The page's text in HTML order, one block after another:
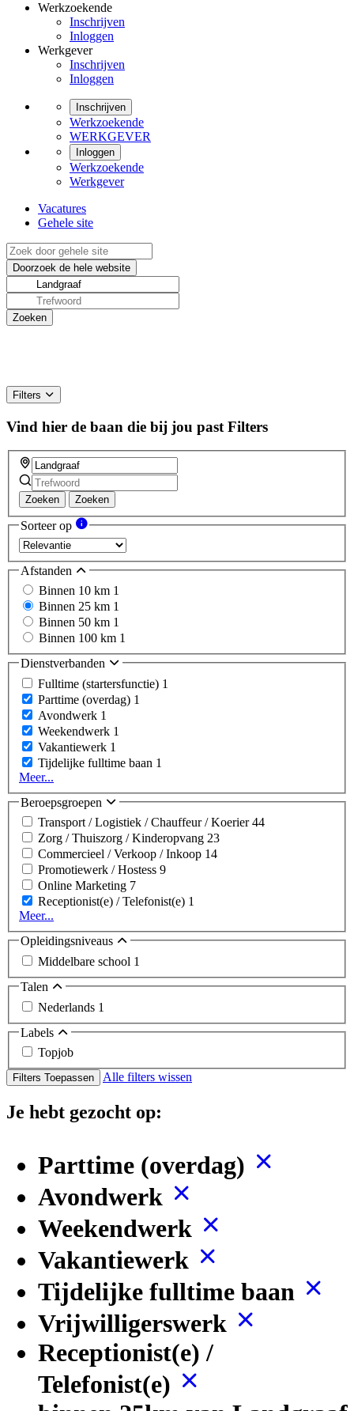
Werkzoekende
Inschrijven
Inloggen
Werkgever
Inschrijven
Inloggen
Inschrijven
Werkzoekende
WERKGEVER
Inloggen
Werkzoekende
Werkgever
Vacatures
Gehele site
Filters
Vind hier de baan die bij jou past Filters
Zoeken Zoeken
Sorteer op
Afstanden
Binnen 10 km 1
Binnen 25 km 1
Binnen 50 km 1
Binnen 100 km 1
Dienstverbanden
Fulltime (startersfunctie) 1
Parttime (overdag) 1
Avondwerk 1
Weekendwerk 1
Vakantiewerk 1
Tijdelijke fulltime baan 1
Meer...
Beroepsgroepen
Transport / Logistiek / Chauffeur / Koerier44
Zorg / Thuiszorg / Kinderopvang 23
Commercieel / Verkoop / Inkoop 14
Promotiewerk / Hostess 9
Online Marketing 7
Receptionist(e) / Telefonist(e) 1
Meer...
Opleidingsniveaus
Middelbare school 1
Talen
Nederlands 1
Labels
Topjob
Filters Toepassen Alle filters wissen
Je hebt gezocht op:
Parttime (overdag)
Avondwerk
Weekendwerk
Vakantiewerk
Tijdelijke fulltime baan
Vrijwilligerswerk
Receptionist(e) /
Telefonist(e)